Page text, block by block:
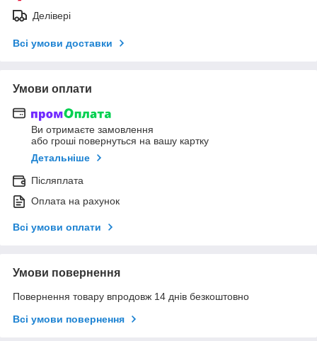
Делівері
Всі умови доставки
Умови оплати
Ви отримаєте замовлення
або гроші повернуться на вашу картку
Детальніше
Післяплата
Оплата на рахунок
Всі умови оплати
Умови повернення
Повернення товару впродовж 14 днів безкоштовно
Всі умови повернення